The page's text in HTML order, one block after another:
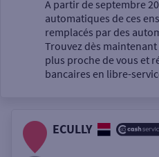
Un service
Autour
A partir de septembre
automatiques de ces
remplacés par des
Trouvez dès maintenant
plus proche de vous et
bancaires en libre-
ECULLY